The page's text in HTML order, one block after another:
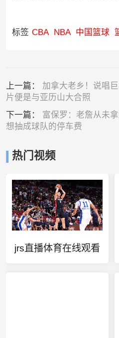
标签 CBA NBA 中国篮球
上一篇： 加拿大老乡！说唱
片便是与亚历山大合照
下一篇： 富保罗：老詹从未
想抽成球队的停车费
热门视频
jrs直播体育在线观看